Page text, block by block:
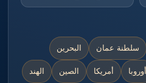
سلطنة عمان البحرين
أوروبا أمريكا الصين الهند